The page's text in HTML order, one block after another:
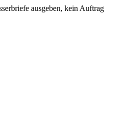
ausgeben, kein Auftrag